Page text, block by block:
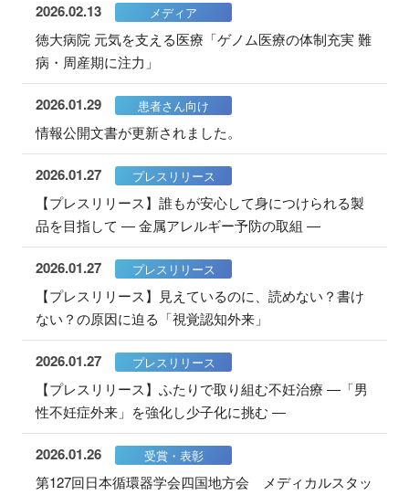
2026.02.13 メディア
徳大病院 元気を支える医療「ゲノム医療の体制充実 難
病・周産期に注力」
2026.01.29 患者さん向け
情報公開文書が更新されました。
2026.01.27 プレスリリース
【プレスリリース】誰もが安心して身につけられる製
品を目指して ― 金属アレルギー予防の取組 ―
2026.01.27 プレスリリース
【プレスリリース】見えているのに、読めない？書け
ない？の原因に迫る「視覚認知外来」
2026.01.27 プレスリリース
【プレスリリース】ふたりで取り組む不妊治療 ―「男
性不妊症外来」を強化し少子化に挑む ―
2026.01.26 受賞・表彰
第127回日本循環器学会四国地方会 メディカルスタッ